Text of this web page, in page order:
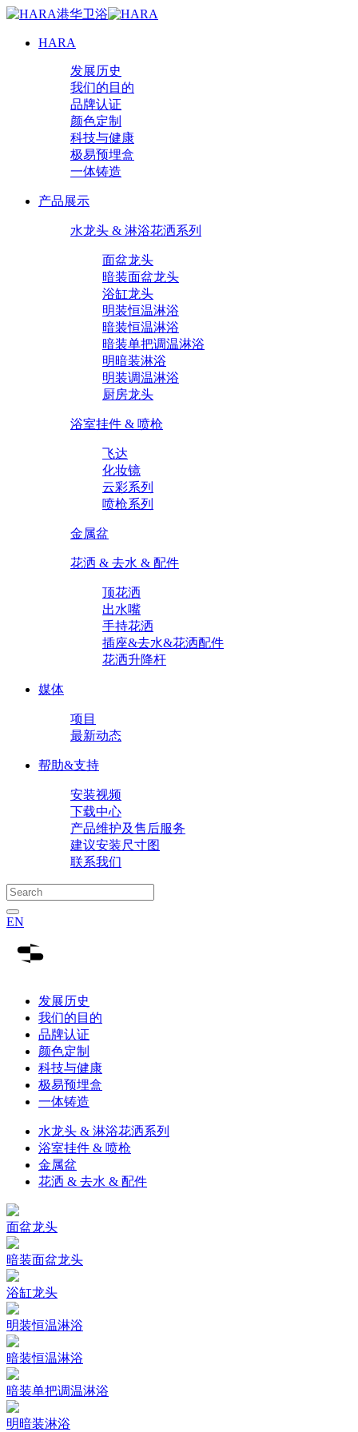
HARA
发展历史
我们的目的
品牌认证
颜色定制
科技与健康
极易预埋盒
一体铸造
产品展示
水龙头 & 淋浴花洒系列
面盆龙头
暗装面盆龙头
浴缸龙头
明装恒温淋浴
暗装恒温淋浴
暗装单把调温淋浴
明暗装淋浴
明装调温淋浴
厨房龙头
浴室挂件 & 喷枪
飞达
化妆镜
云彩系列
喷枪系列
金属盆
花洒 & 去水 & 配件
顶花洒
出水嘴
手持花洒
插座&去水&花洒配件
花洒升降杆
媒体
项目
最新动态
帮助&支持
安装视频
下载中心
产品维护及售后服务
建议安装尺寸图
联系我们
EN
发展历史
我们的目的
品牌认证
颜色定制
科技与健康
极易预埋盒
一体铸造
水龙头 & 淋浴花洒系列
浴室挂件 & 喷枪
金属盆
花洒 & 去水 & 配件
面盆龙头
暗装面盆龙头
浴缸龙头
明装恒温淋浴
暗装恒温淋浴
暗装单把调温淋浴
明暗装淋浴